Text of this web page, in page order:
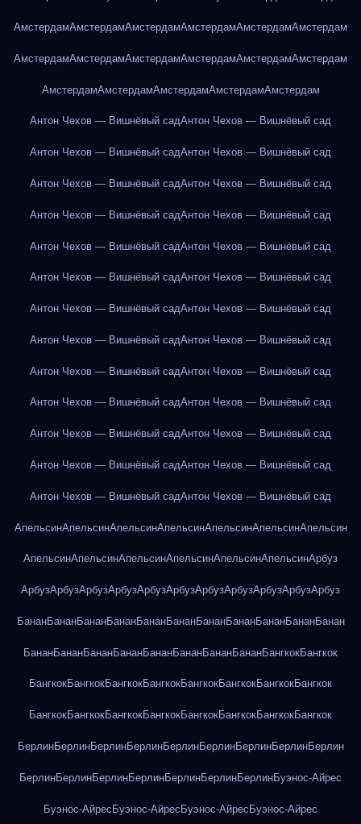
АмстердамАмстердамАмстердамАмстердамАмстердамАмстердам
АмстердамАмстердамАмстердамАмстердамАмстердамАмстердам
АмстердамАмстердамАмстердамАмстердамАмстердам
Антон Чехов — Вишнёвый садАнтон Чехов — Вишнёвый сад
Антон Чехов — Вишнёвый садАнтон Чехов — Вишнёвый сад
Антон Чехов — Вишнёвый садАнтон Чехов — Вишнёвый сад
Антон Чехов — Вишнёвый садАнтон Чехов — Вишнёвый сад
Антон Чехов — Вишнёвый садАнтон Чехов — Вишнёвый сад
Антон Чехов — Вишнёвый садАнтон Чехов — Вишнёвый сад
Антон Чехов — Вишнёвый садАнтон Чехов — Вишнёвый сад
Антон Чехов — Вишнёвый садАнтон Чехов — Вишнёвый сад
Антон Чехов — Вишнёвый садАнтон Чехов — Вишнёвый сад
Антон Чехов — Вишнёвый садАнтон Чехов — Вишнёвый сад
Антон Чехов — Вишнёвый садАнтон Чехов — Вишнёвый сад
Антон Чехов — Вишнёвый садАнтон Чехов — Вишнёвый сад
Антон Чехов — Вишнёвый садАнтон Чехов — Вишнёвый сад
АпельсинАпельсинАпельсинАпельсинАпельсинАпельсинАпельсин
АпельсинАпельсинАпельсинАпельсинАпельсинАпельсинАрбуз
АрбузАрбузАрбузАрбузАрбузАрбузАрбузАрбузАрбузАрбузАрбуз
БананБананБананБананБананБананБананБананБананБананБанан
БананБананБананБананБананБананБананБананБангкокБангкок
БангкокБангкокБангкокБангкокБангкокБангкокБангкокБангкок
БангкокБангкокБангкокБангкокБангкокБангкокБангкокБангкок
БерлинБерлинБерлинБерлинБерлинБерлинБерлинБерлинБерлин
БерлинБерлинБерлинБерлинБерлинБерлинБерлинБуэнос-Айрес
Буэнос-АйресБуэнос-АйресБуэнос-АйресБуэнос-Айрес